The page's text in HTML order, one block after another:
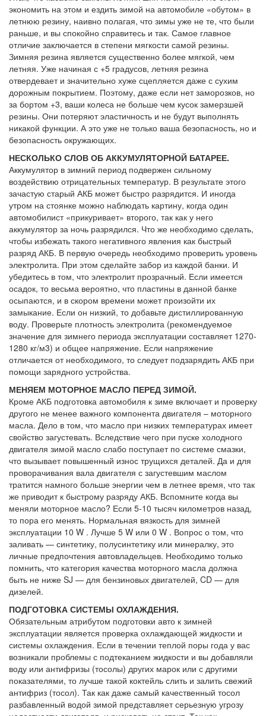
экономить на этом и ездить зимой на автомобиле «обутом» в
летнюю резину, наивно полагая, что зимы уже не те, что были
раньше, и вы спокойно справитесь и так. Самое главное
отличие заключается в степени мягкости самой резины.
Зимняя резина является существенно более мягкой, чем
летняя. Уже начиная с +5 градусов, летняя резина
отвердевает и значительно хуже сцепляется даже с сухим
дорожным покрытием. Поэтому, даже если нет заморозков, но
за бортом +3, ваши колеса не больше чем кусок замерзшей
резины. Они потеряют эластичность и не будут выполнять
никакой функции. А это уже не только ваша безопасность, но и
безопасность окружающих.
НЕСКОЛЬКО СЛОВ ОБ АККУМУЛЯТОРНОЙ БАТАРЕЕ.
Аккумулятор в зимний период подвержен сильному
воздействию отрицательных температур. В результате этого
зачастую старый АКБ может быстро разрядится. И иногда
утром на стоянке можно наблюдать картину, когда один
автомобилист «прикуривает» второго, так как у него
аккумулятор за ночь разрядился. Что же необходимо сделать,
чтобы избежать такого негативного явления как быстрый
разряд АКБ. В первую очередь необходимо проверить уровень
электролита. При этом сделайте забор из каждой банки. И
убедитесь в том, что электролит прозрачный. Если имеется
осадок, то весьма вероятно, что пластины в данной банке
осыпаются, и в скором времени может произойти их
замыкание. Если он низкий, то добавьте дистиллированную
воду. Проверьте плотность электролита (рекомендуемое
значение для зимнего периода эксплуатации составляет 1270-
1280 кг/м3) и общее напряжение. Если напряжение
отличается от необходимого, то следует подзарядить АКБ при
помощи зарядного устройства.
МЕНЯЕМ МОТОРНОЕ МАСЛО ПЕРЕД ЗИМОЙ.
Кроме АКБ подготовка автомобиля к зиме включает и проверку
другого не менее важного компонента двигателя – моторного
масла. Дело в том, что масло при низких температурах имеет
свойство загустевать. Вследствие чего при пуске холодного
двигателя зимой масло слабо поступает по системе смазки,
что вызывает повышенный износ трущихся деталей. Да и для
проворачивания вала двигателя с загустевшим маслом
тратится намного больше энергии чем в летнее время, что так
же приводит к быстрому разряду АКБ. Вспомните когда вы
меняли моторное масло? Если 5-10 тысяч километров назад,
то пора его менять. Нормальная вязкость для зимней
эксплуатации 10 W . Лучше 5 W или 0 W . Вопрос о том, что
заливать — синтетику, полусинтетику или минералку, это
личные предпочтения автовладельцев. Необходимо только
помнить, что категория качества моторного масла должна
быть не ниже SJ — для бензиновых двигателей, CD — для
дизелей.
ПОДГОТОВКА СИСТЕМЫ ОХЛАЖДЕНИЯ.
Обязательным атрибутом подготовки авто к зимней
эксплуатации является проверка охлаждающей жидкости и
системы охлаждения. Если в течении теплой поры года у вас
возникали проблемы с подтеканием жидкости и вы добавляли
воду или антифризы (тосолы) других марок или с другими
показателями, то лучше такой коктейль слить и залить свежий
антифриз (тосол). Так как даже самый качественный тосол
разбавленный водой зимой представляет серьезную угрозу